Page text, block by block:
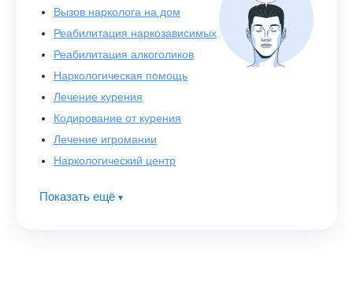
Вызов нарколога на дом
Реабилитация наркозависимых
Реабилитация алкоголиков
Наркологическая помощь
Лечение курения
Кодирование от курения
Лечение игромании
Наркологический центр
Показать ещё ▾